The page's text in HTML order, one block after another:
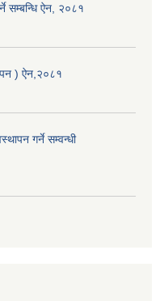
सम्बन्धि ऐन, २०८१
) ऐन,२०८१
गर्ने सम्वन्धी